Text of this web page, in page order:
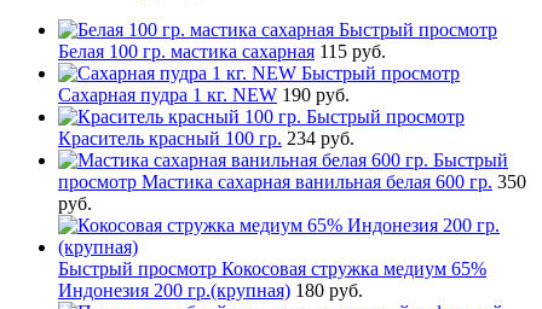
Быстрый просмотр
Белая 100 гр. мастика сахарная 115 руб.
Быстрый просмотр
Сахарная пудра 1 кг. NEW 190 руб.
Быстрый просмотр
Краситель красный 100 гр. 234 руб.
Быстрый
просмотр Мастика сахарная ванильная белая 600 гр. 350
руб.
Быстрый просмотр Кокосовая стружка медиум 65%
Индонезия 200 гр.(крупная) 180 руб.